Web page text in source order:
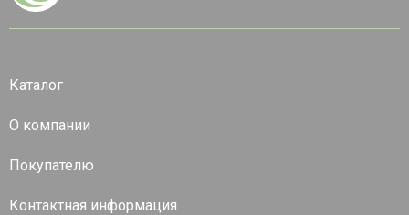
Каталог
О компании
Покупателю
Контактная информация